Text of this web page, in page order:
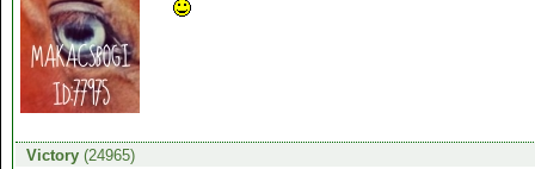
Victory(24965)